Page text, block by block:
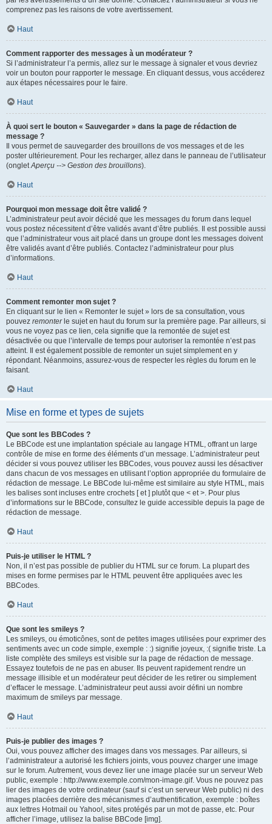
comprenez pas les raisons de votre avertissement.
Haut
Comment rapporter des messages à un modérateur ?
Si l’administrateur l’a permis, allez sur le message à signaler et vous devriez
voir un bouton pour rapporter le message. En cliquant dessus, vous accéderez
aux étapes nécessaires pour le faire.
Haut
À quoi sert le bouton « Sauvegarder » dans la page de rédaction de
message ?
Il vous permet de sauvegarder des brouillons de vos messages et de les
poster ultérieurement. Pour les recharger, allez dans le panneau de l’utilisateur
(ongletAperçu --> Gestion des brouillons).
Haut
Pourquoi mon message doit être validé ?
L’administrateur peut avoir décidé que les messages du forum dans lequel
vous postez nécessitent d’être validés avant d’être publiés. Il est possible aussi
que l’administrateur vous ait placé dans un groupe dont les messages doivent
être validés avant d’être publiés. Contactez l’administrateur pour plus
d’informations.
Haut
Comment remonter mon sujet ?
En cliquant sur le lien « Remonter le sujet » lors de sa consultation, vous
pouvez remonterle sujet en haut du forum sur la première page. Par ailleurs, si
vous ne voyez pas ce lien, cela signifie que la remontée de sujet est
désactivée ou que l’intervalle de temps pour autoriser la remontée n’est pas
atteint. Il est également possible de remonter un sujet simplement en y
répondant. Néanmoins, assurez-vous de respecter les règles du forum en le
faisant.
Haut
Mise en forme et types de sujets
Que sont les BBCodes ?
Le BBCode est une implantation spéciale au langage HTML, offrant un large
contrôle de mise en forme des éléments d’un message. L’administrateur peut
décider si vous pouvez utiliser les BBCodes, vous pouvez aussi les désactiver
dans chacun de vos messages en utilisant l’option appropriée du formulaire de
rédaction de message. Le BBCode lui-même est similaire au style HTML, mais
les balises sont incluses entre crochets [ et ] plutôt que < et >. Pour plus
d’informations sur le BBCode, consultez le guide accessible depuis la page de
rédaction de message.
Haut
Puis-je utiliser le HTML ?
Non, il n’est pas possible de publier du HTML sur ce forum. La plupart des
mises en forme permises par le HTML peuvent être appliquées avec les
BBCodes.
Haut
Que sont les smileys ?
Les smileys, ou émoticônes, sont de petites images utilisées pour exprimer des
sentiments avec un code simple, exemple : :) signifie joyeux, :( signifie triste. La
liste complète des smileys est visible sur la page de rédaction de message.
Essayez toutefois de ne pas en abuser. Ils peuvent rapidement rendre un
message illisible et un modérateur peut décider de les retirer ou simplement
d’effacer le message. L’administrateur peut aussi avoir défini un nombre
maximum de smileys par message.
Haut
Puis-je publier des images ?
Oui, vous pouvez afficher des images dans vos messages. Par ailleurs, si
l’administrateur a autorisé les fichiers joints, vous pouvez charger une image
sur le forum. Autrement, vous devez lier une image placée sur un serveur Web
public, exemple : http://www.exemple.com/mon-image.gif. Vous ne pouvez pas
lier des images de votre ordinateur (sauf si c’est un serveur Web public) ni des
images placées derrière des mécanismes d’authentification, exemple : boîtes
aux lettres Hotmail ou Yahoo!, sites protégés par un mot de passe, etc. Pour
afficher l’image, utilisez la balise BBCode [img].